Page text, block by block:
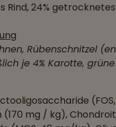
Rind, 24%
Rübenschnitzel
je 4% Karotte,
mg / kg),